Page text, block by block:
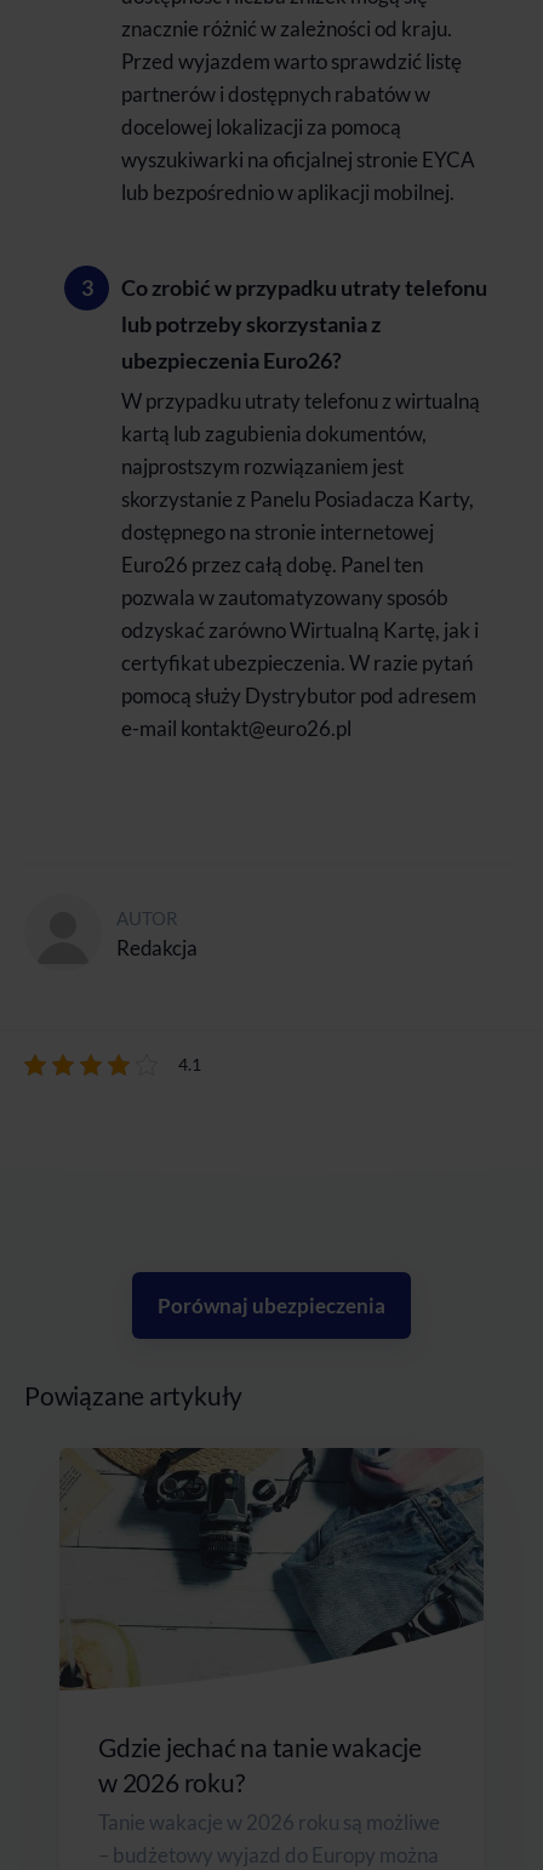
znacznie różnić w zależności od kraju.
Przed wyjazdem warto sprawdzić listę
partnerów i dostępnych rabatów w
docelowej lokalizacji za pomocą
wyszukiwarki na oficjalnej stronie EYCA
lub bezpośrednio w aplikacji mobilnej.
Co zrobić w przypadku utraty telefonu
lub potrzeby skorzystania z
ubezpieczenia Euro26?
W przypadku utraty telefonu z wirtualną
kartą lub zagubienia dokumentów,
najprostszym rozwiązaniem jest
skorzystanie z Panelu Posiadacza Karty,
dostępnego na stronie internetowej
Euro26 przez całą dobę. Panel ten
pozwala w zautomatyzowany sposób
odzyskać zarówno Wirtualną Kartę, jak i
certyfikat ubezpieczenia. W razie pytań
pomocą służy Dystrybutor pod adresem
e-mail kontakt@euro26.pl
AUTOR
Redakcja
4.1
Porównaj ubezpieczenia
Powiązane artykuły
Gdzie jechać na tanie wakacje
w 2026 roku?
Tanie wakacje w 2026 roku są możliwe
– budżetowy wyjazd do Europy można